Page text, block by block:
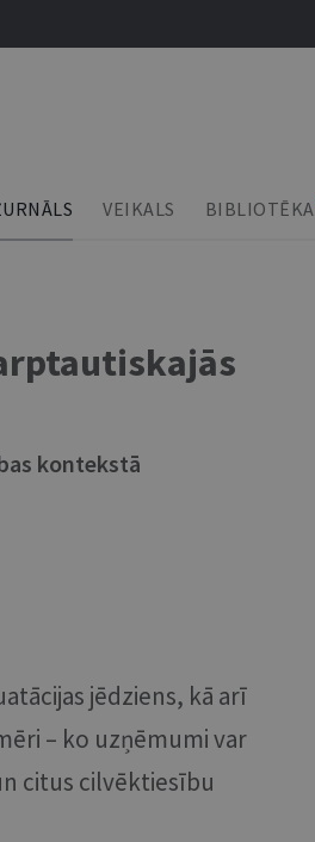
VEIKALS BIBLIOTĒKA
kontekstā
jēdziens, kā arī
– ko uzņēmumi var
citus cilvēktiesību